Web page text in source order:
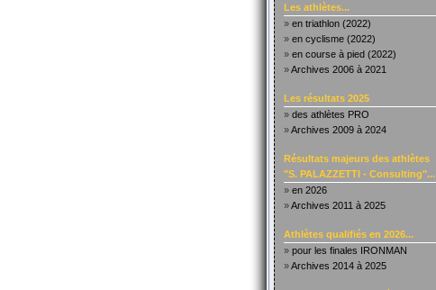
Les athlètes...
» en triathlon (2022)
» en cyclisme (2022)
» en course à pied (2022)
»Archives 2006 à 2021
Les résultats 2025
» des athlètes PRO
»Archives 2009 à 2024
Résultats majeurs des athlètes
"S. PALAZZETTI - Consulting"...
» en 2026
»Archives 2011 à 2025
Athlètes qualifiés en 2026...
» pour les finales IRONMAN
»Archives 2014 à 2025